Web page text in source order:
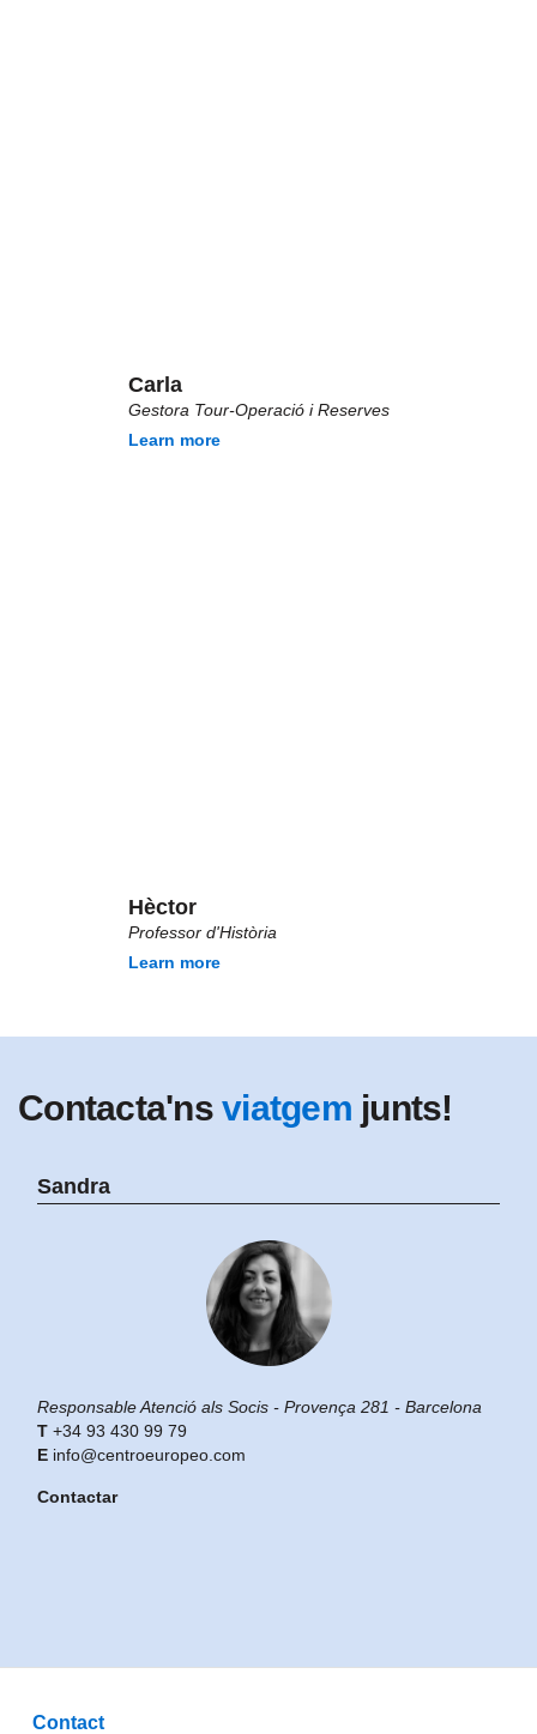
Carla
Gestora Tour-Operació i Reserves
Learn more
Hèctor
Professor d'Història
Learn more
Contacta'ns viatgem junts!
Sandra
Responsable Atenció als Socis - Provença 281 - Barcelona
+34 93 430 99 79
info@centroeuropeo.com
Contactar
Contact